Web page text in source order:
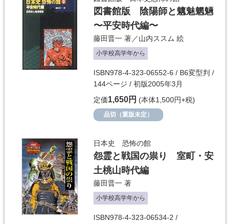
図書館版 陰陽師と魑魅魍魎
〜平安時代編〜
藤田晋一 著／山内ススム 絵
小学校高学年から
ISBN978-4-323-06552-6 / B6変型判 /
144ページ / 初版2005年3月
定価1,650円 (本体1,500円+税)
品切（重版未定）
日本史 恐怖の館
怨霊と戦国の祟り 室町・安
土桃山時代編
藤田晋一 著
小学校高学年から
ISBN978-4-323-06534-2 /